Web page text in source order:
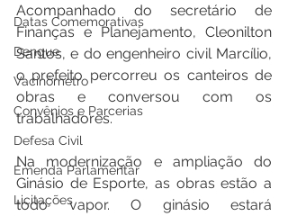
Datas Comemorativas
Dengue
Vacinômetro
Convênios e Parcerias
Defesa Civil
Emenda Parlamentar
Licitações
Acompanhado do secretário de
Finanças e Planejamento, Cleonilton
Santos, e do engenheiro civil Marcílio,
o prefeito percorreu os canteiros de
obras e conversou com os
trabalhadores.
Na modernização e ampliação do
Ginásio de Esporte, as obras estão a
todo vapor. O ginásio estará